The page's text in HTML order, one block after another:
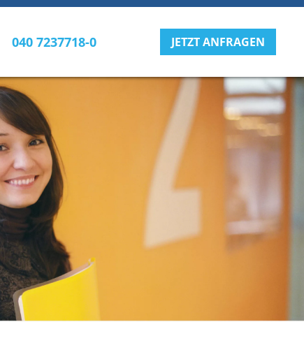
040 7237718-0 JETZT ANFRAGEN